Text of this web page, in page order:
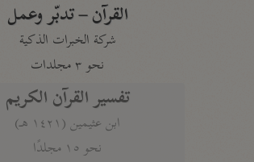
القرآن – تدبّر وعمل
شركة الخبرات الذكية
نحو ٣ مجلدات
تفسير القرآن الكريم
ابن عثيمين (١٤٢١ هـ)
نحو ١٥ مجلدًا